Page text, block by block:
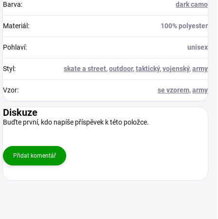
Barva: dark camo
Materiál : 100% polyester
Pohlaví: unisex
Styl : skate a street,outdoor,taktický,vojenský,army
Vzor: se vzorem,army
Diskuze
Buďte první, kdo napíše příspěvek k této položce.
Přidat komentář